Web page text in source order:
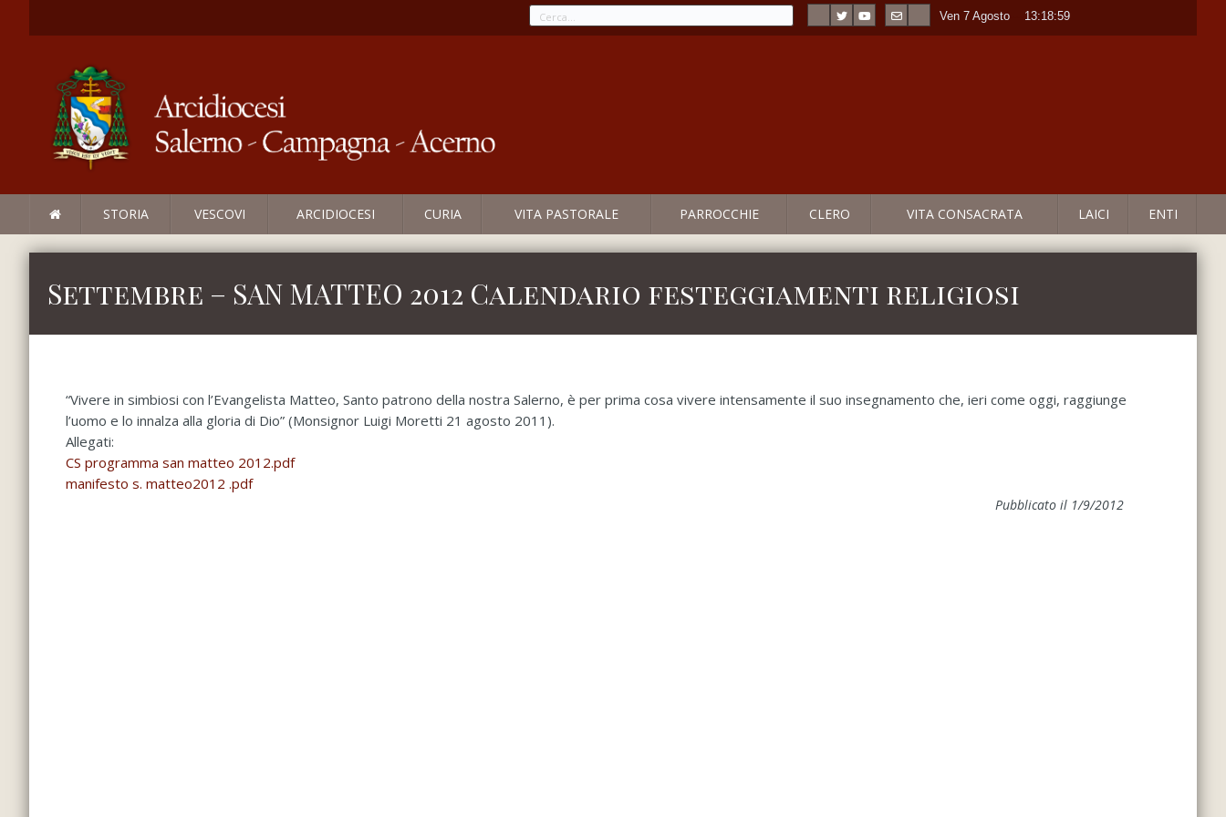
Ven 7 Agosto 13:18:59
STORIA VESCOVI ARCIDIOCESI CURIA VITA PASTORALE PARROCCHIE CLERO VITA CONSACRATA LAICI ENTI
Settembre – SAN MATTEO 2012 Calendario festeggiamenti religiosi
“Vivere in simbiosi con l’Evangelista Matteo, Santo patrono della nostra Salerno, è per prima cosa vivere intensamente il suo insegnamento che, ieri come oggi, raggiunge
l’uomo e lo innalza alla gloria di Dio” (Monsignor Luigi Moretti 21 agosto 2011).
Allegati:
CS programma san matteo 2012.pdf
manifesto s. matteo2012 .pdf
Pubblicato il 1/9/2012